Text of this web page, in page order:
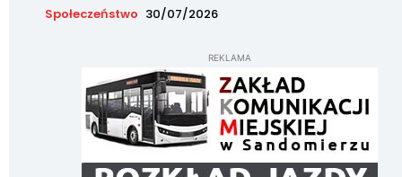
Społeczeństwo 30/07/2026
REKLAMA